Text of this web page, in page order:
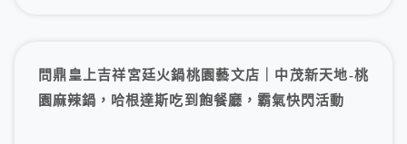
問鼎皇上吉祥宮廷火鍋桃園藝文店｜中茂新天地-桃
園麻辣鍋，哈根達斯吃到飽餐廳，霸氣快閃活動